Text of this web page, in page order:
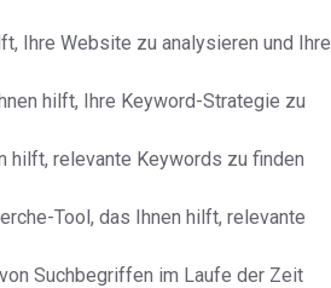
Ihre Website zu analysieren und Ihre
hilft, Ihre Keyword-Strategie zu
hilft, relevante Keywords zu finden
Tool, das Ihnen hilft, relevante
Suchbegriffen im Laufe der Zeit